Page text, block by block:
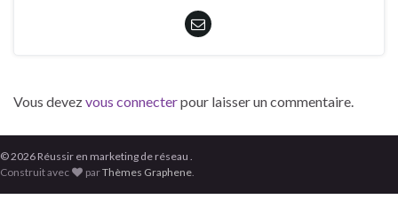
Vous devezvous connecterpour laisser un commentaire.
© 2026 Réussir en marketing de réseau .
Construit avec
parThèmes Graphene.